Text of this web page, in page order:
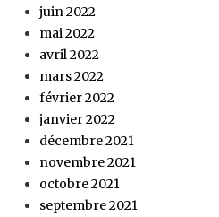
juin 2022
mai 2022
avril 2022
mars 2022
février 2022
janvier 2022
décembre 2021
novembre 2021
octobre 2021
septembre 2021